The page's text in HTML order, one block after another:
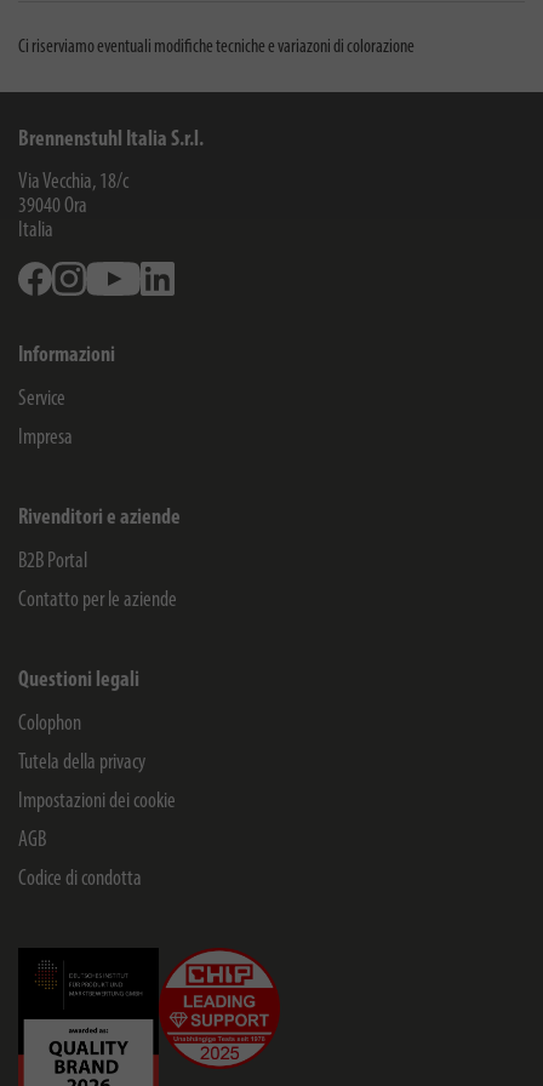
Ci riserviamo eventuali modifiche tecniche e variazoni di colorazione
Brennenstuhl Italia S.r.l.
Via Vecchia, 18/c
39040Ora
Italia
FacebookInstagramYoutube
Informazioni
Service
Impresa
Rivenditori e aziende
B2B Portal
Contatto per le aziende
Questioni legali
Colophon
Tutela della privacy
Impostazioni dei cookie
AGB
Codice di condotta